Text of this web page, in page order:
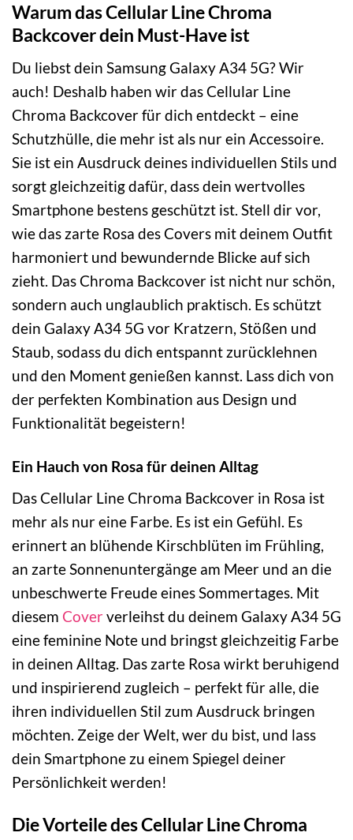
Warum das Cellular Line Chroma
Backcover dein Must-Have ist
Du liebst dein Samsung Galaxy A34 5G? Wir
auch! Deshalb haben wir das Cellular Line
Chroma Backcover für dich entdeckt – eine
Schutzhülle, die mehr ist als nur ein Accessoire.
Sie ist ein Ausdruck deines individuellen Stils und
sorgt gleichzeitig dafür, dass dein wertvolles
Smartphone bestens geschützt ist. Stell dir vor,
wie das zarte Rosa des Covers mit deinem Outfit
harmoniert und bewundernde Blicke auf sich
zieht. Das Chroma Backcover ist nicht nur schön,
sondern auch unglaublich praktisch. Es schützt
dein Galaxy A34 5G vor Kratzern, Stößen und
Staub, sodass du dich entspannt zurücklehnen
und den Moment genießen kannst. Lass dich von
der perfekten Kombination aus Design und
Funktionalität begeistern!
Ein Hauch von Rosa für deinen Alltag
Das Cellular Line Chroma Backcover in Rosa ist
mehr als nur eine Farbe. Es ist ein Gefühl. Es
erinnert an blühende Kirschblüten im Frühling,
an zarte Sonnenuntergänge am Meer und an die
unbeschwerte Freude eines Sommertages. Mit
diesem Coververleihst du deinem Galaxy A34 5G
eine feminine Note und bringst gleichzeitig Farbe
in deinen Alltag. Das zarte Rosa wirkt beruhigend
und inspirierend zugleich – perfekt für alle, die
ihren individuellen Stil zum Ausdruck bringen
möchten. Zeige der Welt, wer du bist, und lass
dein Smartphone zu einem Spiegel deiner
Persönlichkeit werden!
Die Vorteile des Cellular Line Chroma